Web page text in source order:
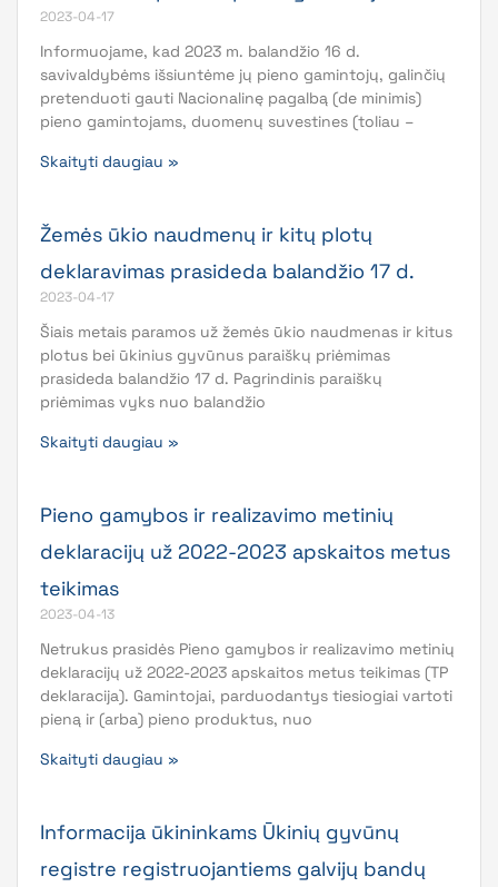
2023-04-17
Informuojame, kad 2023 m. balandžio 16 d.
savivaldybėms išsiuntėme jų pieno gamintojų, galinčių
pretenduoti gauti Nacionalinę pagalbą (de minimis)
pieno gamintojams, duomenų suvestines (toliau –
Skaityti daugiau »
Žemės ūkio naudmenų ir kitų plotų
deklaravimas prasideda balandžio 17 d.
2023-04-17
Šiais metais paramos už žemės ūkio naudmenas ir kitus
plotus bei ūkinius gyvūnus paraiškų priėmimas
prasideda balandžio 17 d. Pagrindinis paraiškų
priėmimas vyks nuo balandžio
Skaityti daugiau »
Pieno gamybos ir realizavimo metinių
deklaracijų už 2022-2023 apskaitos metus
teikimas
2023-04-13
Netrukus prasidės Pieno gamybos ir realizavimo metinių
deklaracijų už 2022-2023 apskaitos metus teikimas (TP
deklaracija). Gamintojai, parduodantys tiesiogiai vartoti
pieną ir (arba) pieno produktus, nuo
Skaityti daugiau »
Informacija ūkininkams Ūkinių gyvūnų
registre registruojantiems galvijų bandų